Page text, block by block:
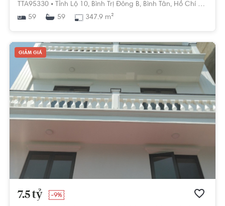
TTA95330 • Tỉnh Lộ 10, Bình Trị Đông B, Bình Tân, Hồ Chí Minh
59
59 347.9 m²
GIẢM GIÁ
7.5 tỷ -9%